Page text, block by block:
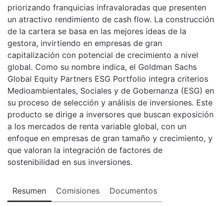
priorizando franquicias infravaloradas que presenten
un atractivo rendimiento de cash flow. La construcción
de la cartera se basa en las mejores ideas de la
gestora, invirtiendo en empresas de gran
capitalización con potencial de crecimiento a nivel
global. Como su nombre indica, el Goldman Sachs
Global Equity Partners ESG Portfolio integra criterios
Medioambientales, Sociales y de Gobernanza (ESG) en
su proceso de selección y análisis de inversiones. Este
producto se dirige a inversores que buscan exposición
a los mercados de renta variable global, con un
enfoque en empresas de gran tamaño y crecimiento, y
que valoran la integración de factores de
sostenibilidad en sus inversiones.
Resumen Comisiones Documentos